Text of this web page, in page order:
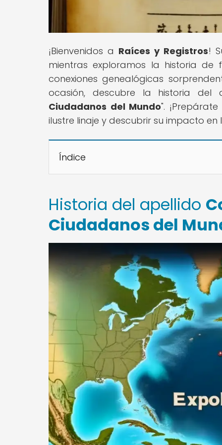
¡Bienvenidos a Raíces y Registros!
mientras exploramos la historia de
conexiones genealógicas
ocasión, descubre la historia del
Ciudadanos del Mundo".
ilustre linaje y descubrir su impacto
Índice
Historia del apellido
Ciudadanos del